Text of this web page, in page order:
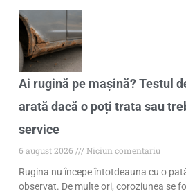
Ai rugină pe mașină? Testul
arată dacă o poți trata sau
service
6 august 2026
Niciun comentariu
Rugina nu începe întotdeauna cu o
observat. De multe ori, coroziunea se